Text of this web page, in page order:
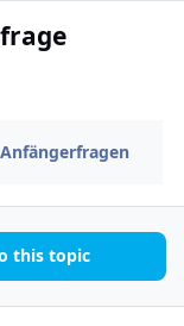
Anfängerfragen
this topic